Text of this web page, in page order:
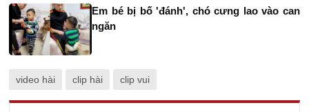
Em bé bị bố 'đánh', chó cưng lao vào can
ngăn
video hài clip hài clip vui